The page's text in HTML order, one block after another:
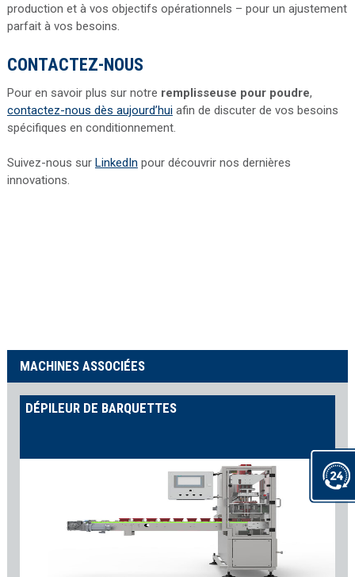
production et à vos objectifs opérationnels – pour un ajustement
parfait à vos besoins.
CONTACTEZ-NOUS
Pour en savoir plus sur notre remplisseuse pour poudre,
contactez-nous dès aujourd’huiafin de discuter de vos besoins
spécifiques en conditionnement.
Suivez-nous sur LinkedIn pour découvrir nos dernières
innovations.
MACHINES ASSOCIÉES
DÉPILEUR DE BARQUETTES